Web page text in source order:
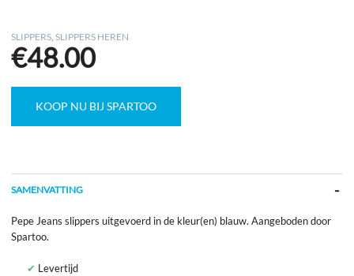
SLIPPERS ,SLIPPERS HEREN
€48.00
KOOP NU BIJ SPARTOO
SAMENVATTING
Pepe Jeans slippers uitgevoerd in de kleur(en) blauw. Aangeboden door
Spartoo.
Levertijd